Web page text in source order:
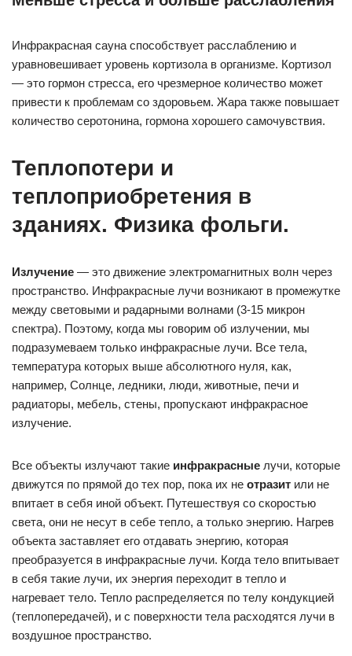
Инфракрасная сауна способствует расслаблению и
уравновешивает уровень кортизола в организме. Кортизол
— это гормон стресса, его чрезмерное количество может
привести к проблемам со здоровьем. Жара также повышает
количество серотонина, гормона хорошего самочувствия.
Теплопотери и
теплоприобретения в
зданиях. Физика фольги.
Излучение — это движение электромагнитных волн через
пространство. Инфракрасные лучи возникают в промежутке
между световыми и радарными волнами (3-15 микрон
спектра). Поэтому, когда мы говорим об излучении, мы
подразумеваем только инфракрасные лучи. Все тела,
температура которых выше абсолютного нуля, как,
например, Солнце, ледники, люди, животные, печи и
радиаторы, мебель, стены, пропускают инфракрасное
излучение.
Все объекты излучают такие инфракрасные лучи, которые
движутся по прямой до тех пор, пока их не отразит или не
впитает в себя иной объект. Путешествуя со скоростью
света, они не несут в себе тепло, а только энергию. Нагрев
объекта заставляет его отдавать энергию, которая
преобразуется в инфракрасные лучи. Когда тело впитывает
в себя такие лучи, их энергия переходит в тепло и
нагревает тело. Тепло распределяется по телу кондукцией
(теплопередачей), и с поверхности тела расходятся лучи в
воздушное пространство.